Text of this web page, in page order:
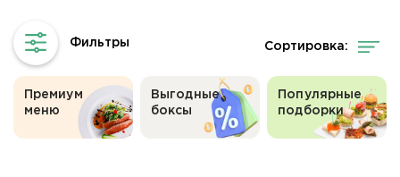
Сортировка:
Премиум
меню
Выгодные
боксы
Популярные
подборки